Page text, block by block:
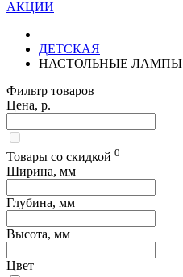
АКЦИИ
ДЕТСКАЯ
НАСТОЛЬНЫЕ ЛАМПЫ
Фильтр товаров
Цена, р.
Товары со скидкой 0
Ширина, мм
Глубина, мм
Высота, мм
Цвет